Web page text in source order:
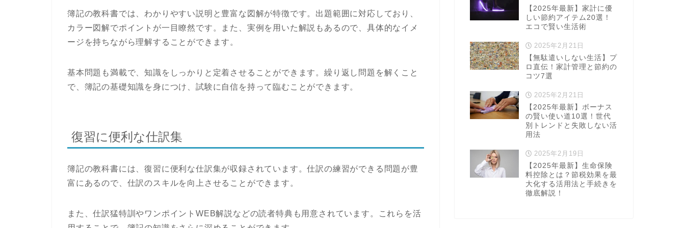
簿記の教科書では、わかりやすい説明と豊富な図解が特徴です。出題範囲に対応しており、
カラー図解でポイントが一目瞭然です。また、実例を用いた解説もあるので、具体的なイメ
ージを持ちながら理解することができます。
基本問題も満載で、知識をしっかりと定着させることができます。繰り返し問題を解くこと
で、簿記の基礎知識を身につけ、試験に自信を持って臨むことができます。
復習に便利な仕訳集
簿記の教科書には、復習に便利な仕訳集が収録されています。仕訳の練習ができる問題が豊
富にあるので、仕訳のスキルを向上させることができます。
また、仕訳猛特訓やワンポイントWEB解説などの読者特典も用意されています。これらを活
【2025年最新】家計に優
しい節約アイテム20選！
エコで賢い生活術
2025年2月21日
【無駄遣いしない生活】プ
ロ直伝！家計管理と節約の
コツ7選
2025年2月21日
【2025年最新】ボーナス
の賢い使い道10選！世代
別トレンドと失敗しない活
用法
2025年2月19日
【2025年最新】生命保険
料控除とは？節税効果を最
大化する活用法と手続きを
徹底解説！